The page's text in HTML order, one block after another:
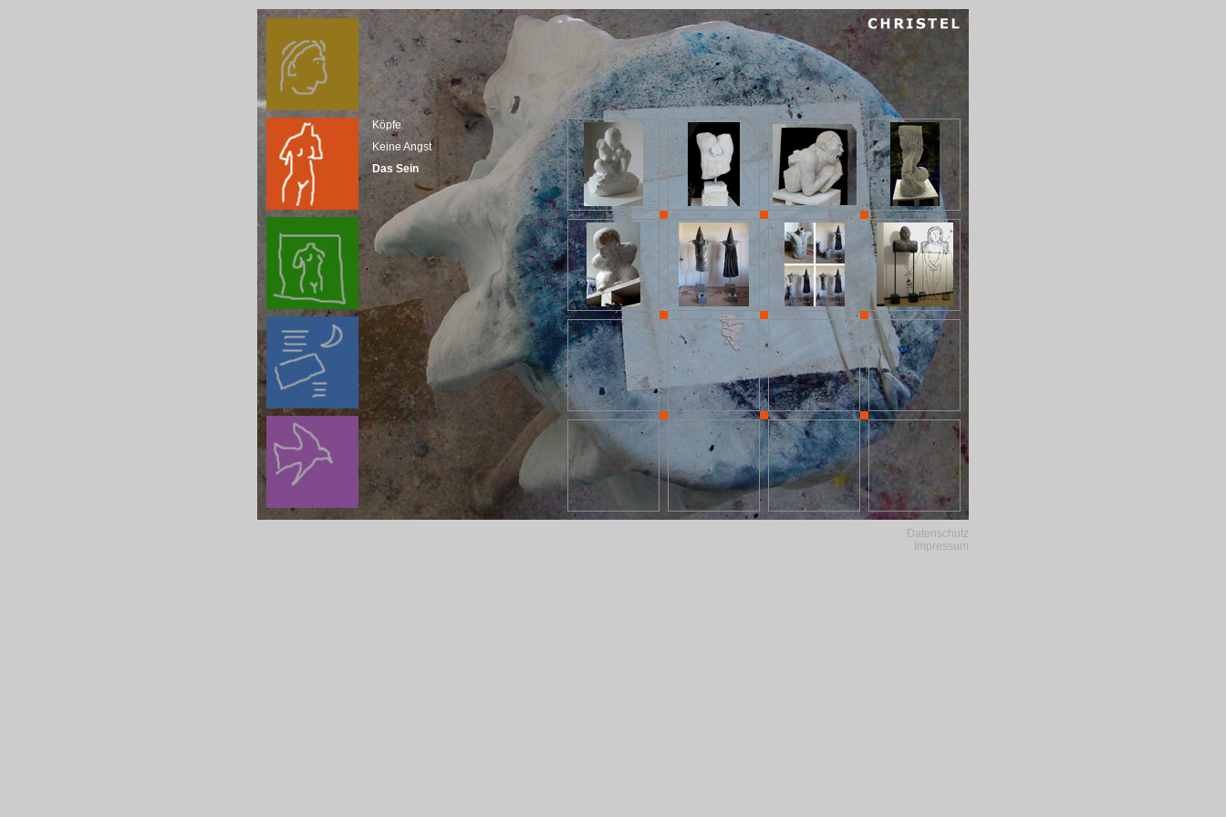
Köpfe
Keine Angst
Das Sein
Datenschutz
Impressum